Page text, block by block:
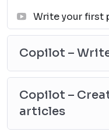
CoPilot – Intro &
What is a CoPilot
CoPilot Free vs
Write your first
Section 2: Write
Write professional
Write your first
Copilot –
Copilot –
articles